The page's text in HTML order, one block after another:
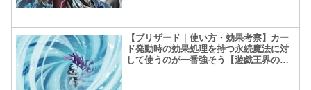
【ブリザード｜使い方・効果考察】カー
ド発動時の効果処理を持つ永続魔法に対
して使うのが一番強そう【遊戯王界の差